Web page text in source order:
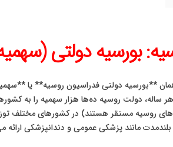
بورسیه دولتی
دولت روسیه ده‌ها هزار سهمیه را به
روسیه مستقر هستند) در کشورهای مختلف
مانند پزشکی عمومی و دندانپزشکی ارائه